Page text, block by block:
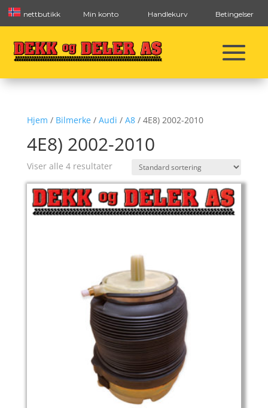
nettbutikk Min konto Handlekurv Betingelser
Hjem / Bilmerke/ Audi / A8/ 4E8) 2002-2010
4E8) 2002-2010
Viser alle 4 resultater